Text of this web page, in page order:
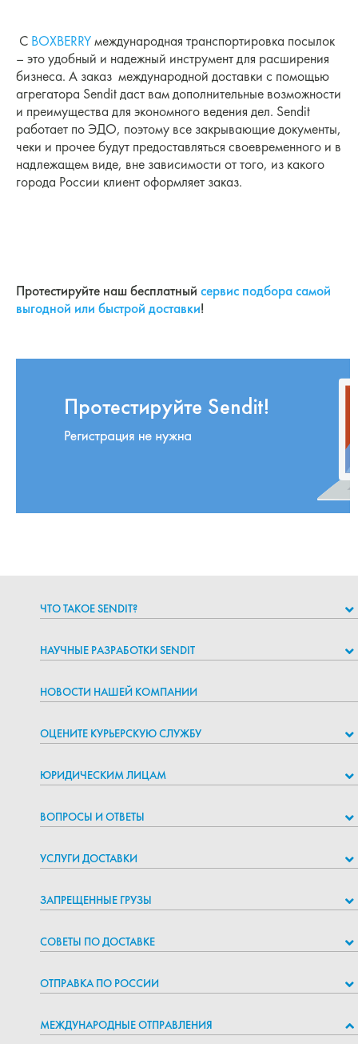
ЧТО ТАКОЕ SENDIT?
НАУЧНЫЕ РАЗРАБОТКИ SENDIT
НОВОСТИ НАШЕЙ КОМПАНИИ
ОЦЕНИТЕ КУРЬЕРСКУЮ СЛУЖБУ
ЮРИДИЧЕСКИМ ЛИЦАМ
ВОПРОСЫ И ОТВЕТЫ
УСЛУГИ ДОСТАВКИ
ЗАПРЕЩЕННЫЕ ГРУЗЫ
СОВЕТЫ ПО ДОСТАВКЕ
ОТПРАВКА ПО РОССИИ
МЕЖДУНАРОДНЫЕ ОТПРАВЛЕНИЯ
С BOXBERRYмеждународная транспортировка посылок
– это удобный и надежный инструмент для расширения
бизнеса. А заказ международной доставки с помощью
агрегатора Sendit даст вам дополнительные возможности
и преимущества для экономного ведения дел. Sendit
работает по ЭДО, поэтому все закрывающие документы,
чеки и прочее будут предоставляться своевременного и в
надлежащем виде, вне зависимости от того, из какого
города России клиент оформляет заказ.
Протестируйте наш бесплатный сервис подбора самой
выгодной или быстрой доставки!